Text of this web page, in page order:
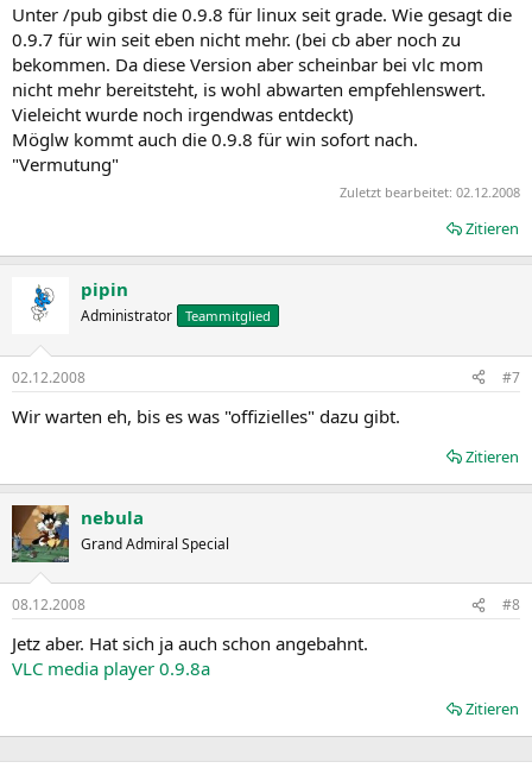
Unter /pub gibst die 0.9.8 für linux seit grade. Wie gesagt die
0.9.7 für win seit eben nicht mehr. (bei cb aber noch zu
bekommen. Da diese Version aber scheinbar bei vlc mom
nicht mehr bereitsteht, is wohl abwarten empfehlenswert.
Vieleicht wurde noch irgendwas entdeckt)
Möglw kommt auch die 0.9.8 für win sofort nach.
"Vermutung"
Zuletzt bearbeitet: 02.12.2008
Zitieren
pipin
Administrator Teammitglied
02.12.2008 #7
Wir warten eh, bis es was "offizielles" dazu gibt.
Zitieren
nebula
Grand Admiral Special
08.12.2008 #8
Jetz aber. Hat sich ja auch schon angebahnt.
VLC media player 0.9.8a
Zitieren